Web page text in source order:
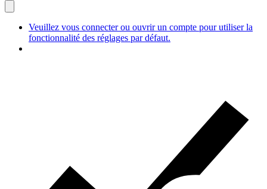
Veuillez vous connecter ou ouvrir un compte pour utiliser la
fonctionnalité des réglages par défaut.